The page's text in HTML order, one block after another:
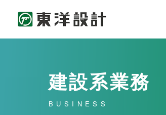
建設系業務
BUSINESS